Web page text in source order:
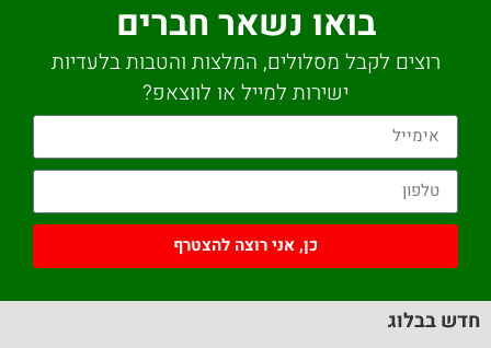
בואו נשאר חברים
רוצים לקבל מסלולים, המלצות והטבות בלעדיות
ישירות למייל או לווצאפ?
כן, אני רוצה להצטרף
חדש בבלוג